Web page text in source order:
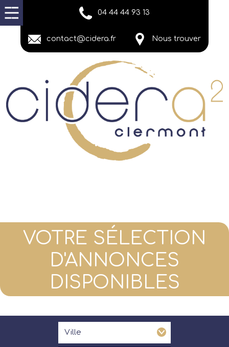
04 44 44 93 13
contact@cidera.fr Nous trouver
VOTRE SÉLECTION
D'ANNONCES
DISPONIBLES
Ville
Ville